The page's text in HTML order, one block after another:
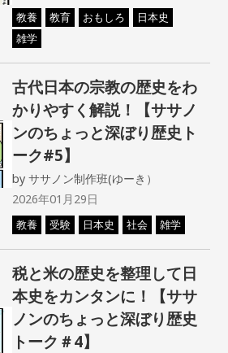
教養 教育 おもしろ
日本史
雑学
古代日本の宗教の歴史をわ
かりやすく解説！【ササノ
ンのちょっと深ぼり歴史ト
ーク#5】
byササノン制作班(ゆーき）
2026年01月29日
教養 受験 日本史 社会 雑学
税と米の歴史を整理して日
本史をカンタンに！【ササ
ノンのちょっと深ぼり歴史
トーク＃4】